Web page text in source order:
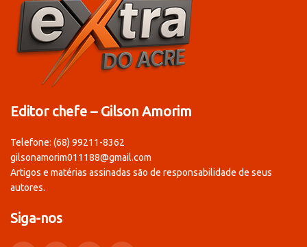
Editor chefe – Gilson Amorim
Telefone: (68) 99211-8362
gilsonamorim011188@gmail.com
Artigos e matérias assinadas são de responsabilidade de seus
autores.
Siga-nos